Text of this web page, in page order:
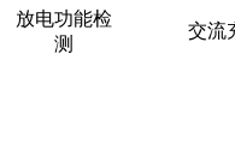
放电功能检
测
交流